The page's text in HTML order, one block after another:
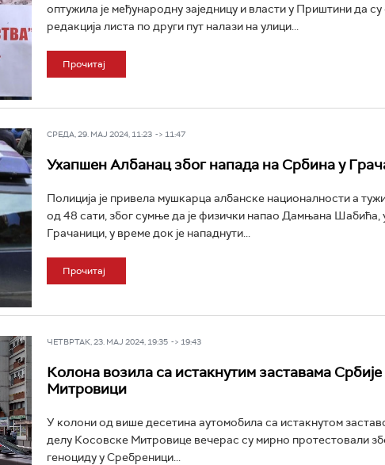
оптужила је међународну заједницу и власти у Приштини да
редакција листа по други пут налази на улици...
Прочитај
СРЕДА, 29. МАЈ 2024, 11:23 -> 11:47
Ухапшен Албанац због напада на Србина у
Полиција је привела мушкарца албанске националности а
од 48 сати, због сумње да је физички напао Дамњана Шабића,
Грачаници, у време док је нападнути...
Прочитај
ЧЕТВРТАК, 23. МАЈ 2024, 19:35 -> 19:43
Колона возила са истакнутим заставама Србије
Митровици
У колони од више десетина аутомобила са истакнутом
делу Косовске Митровице вечерас су мирно протестовали
геноциду у Сребреници...